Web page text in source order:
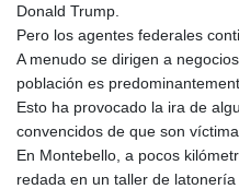
Donald Trump.
Pero los agentes federales
A menudo se dirigen a
población es
Esto ha provocado la ira de
convencidos de que son
En Montebello, a pocos
redada en un taller de